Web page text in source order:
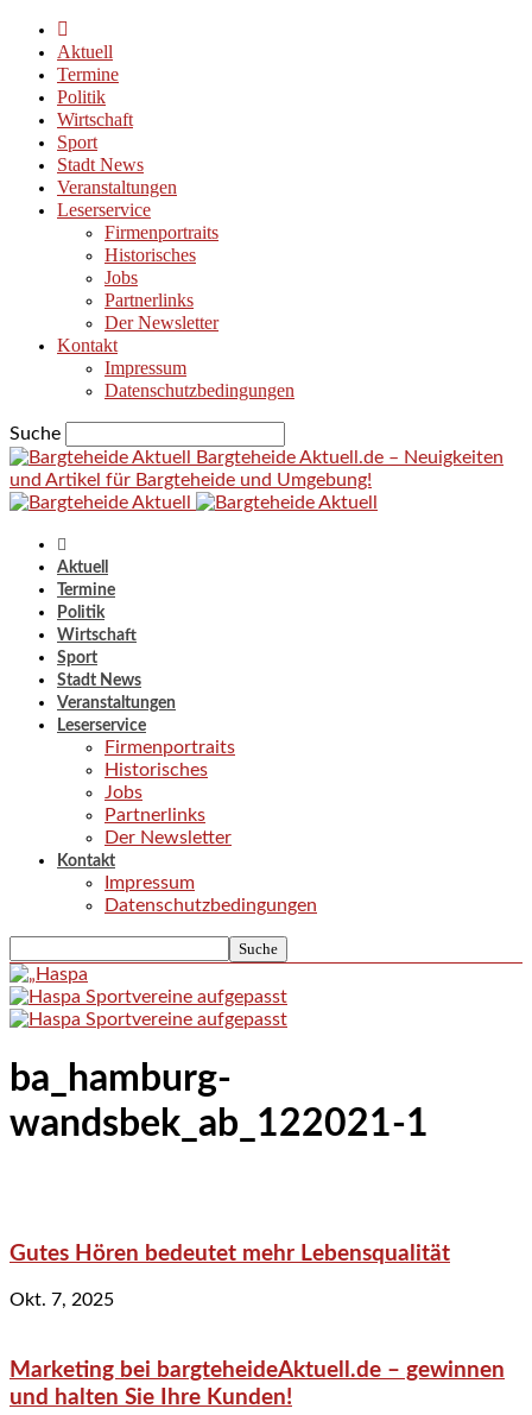
Aktuell
Termine
Politik
Wirtschaft
Sport
Stadt News
Veranstaltungen
Leserservice
Firmenportraits
Historisches
Jobs
Partnerlinks
Der Newsletter
Kontakt
Impressum
Datenschutzbedingungen
Suche
Bargteheide Aktuell.de – Neuigkeiten
und Artikel für Bargteheide und Umgebung!
Aktuell
Termine
Politik
Wirtschaft
Sport
Stadt News
Veranstaltungen
Leserservice
Firmenportraits
Historisches
Jobs
Partnerlinks
Der Newsletter
Kontakt
Impressum
Datenschutzbedingungen
ba_hamburg-
wandsbek_ab_122021-1
Gutes Hören bedeutet mehr Lebensqualität
Okt. 7, 2025
Marketing bei bargteheideAktuell.de – gewinnen
und halten Sie Ihre Kunden!